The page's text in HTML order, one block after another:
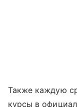
Также каждую
курсы в